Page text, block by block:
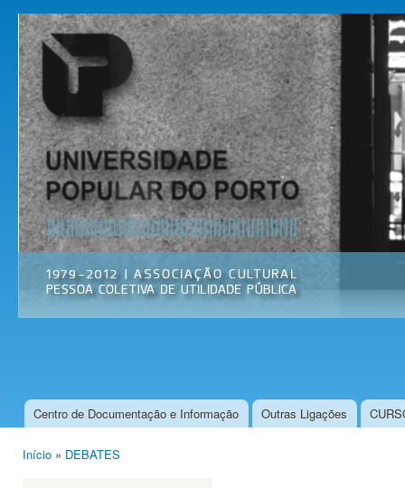
Universidade
Popular do
Porto
Associação
Cultural
Menu principal
Centro de Documentação e Informação Outras Ligações
Início » DEBATES